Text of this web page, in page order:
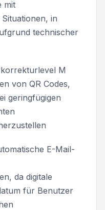
mit
in
technischer
M
von QR Codes,
geringfügigen
E-Mail-
da digitale
für Benutzer